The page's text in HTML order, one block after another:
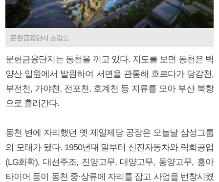
문현금융단지 조감도.
문현금융단지는 동천을 끼고 있다. 지도를 보면 동천은 백
양산 일원에서 발원하여 서면을 관통해 흐르다가 당감천,
부전천, 가야천, 전포천, 호계천 등 지류를 모아 부산 북항
으로 흘러간다.
동천 변에 자리했던 옛 제일제당 공장은 오늘날 삼성그룹
의 모태가 됐다. 1950년대 말부터 신진자동차와 락희공업
(LG화학), 대선주조, 진양고무, 대양고무, 동양고무, 흥아
타이어 등이 동천 중·상류에 자리를 잡고 사업을 번창시켰